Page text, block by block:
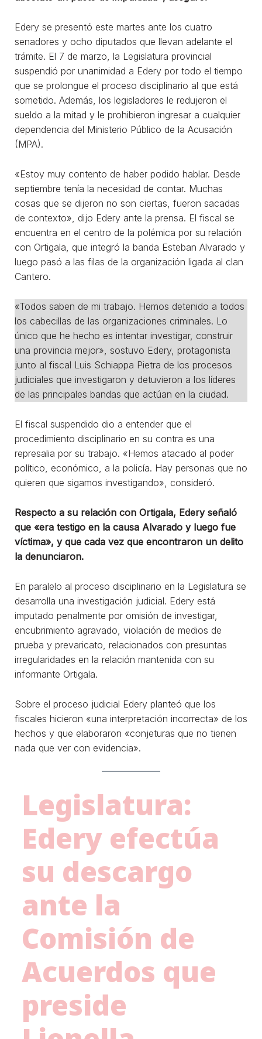
Edery se presentó este martes ante los cuatro
senadores y ocho diputados que llevan adelante el
trámite. El 7 de marzo, la Legislatura provincial
suspendió por unanimidad a Edery por todo el tiempo
que se prolongue el proceso disciplinario al que está
sometido. Además, los legisladores le redujeron el
sueldo a la mitad y le prohibieron ingresar a cualquier
dependencia del Ministerio Público de la Acusación
(MPA).
«Estoy muy contento de haber podido hablar. Desde
septiembre tenía la necesidad de contar. Muchas
cosas que se dijeron no son ciertas, fueron sacadas
de contexto», dijo Edery ante la prensa. El fiscal se
encuentra en el centro de la polémica por su relación
con Ortigala, que integró la banda Esteban Alvarado y
luego pasó a las filas de la organización ligada al clan
Cantero.
«Todos saben de mi trabajo. Hemos detenido a todos
los cabecillas de las organizaciones criminales. Lo
único que he hecho es intentar investigar, construir
una provincia mejor», sostuvo Edery, protagonista
junto al fiscal Luis Schiappa Pietra de los procesos
judiciales que investigaron y detuvieron a los líderes
de las principales bandas que actúan en la ciudad.
El fiscal suspendido dio a entender que el
procedimiento disciplinario en su contra es una
represalia por su trabajo. «Hemos atacado al poder
político, económico, a la policía. Hay personas que no
quieren que sigamos investigando», consideró.
Respecto a su relación con Ortigala, Edery señaló
que «era testigo en la causa Alvarado y luego fue
víctima», y que cada vez que encontraron un delito
la denunciaron.
En paralelo al proceso disciplinario en la Legislatura se
desarrolla una investigación judicial. Edery está
imputado penalmente por omisión de investigar,
encubrimiento agravado, violación de medios de
prueba y prevaricato, relacionados con presuntas
irregularidades en la relación mantenida con su
informante Ortigala.
Sobre el proceso judicial Edery planteó que los
fiscales hicieron «una interpretación incorrecta» de los
hechos y que elaboraron «conjeturas que no tienen
nada que ver con evidencia».
Legislatura:
Edery efectúa
su descargo
ante la
Comisión de
Acuerdos que
preside